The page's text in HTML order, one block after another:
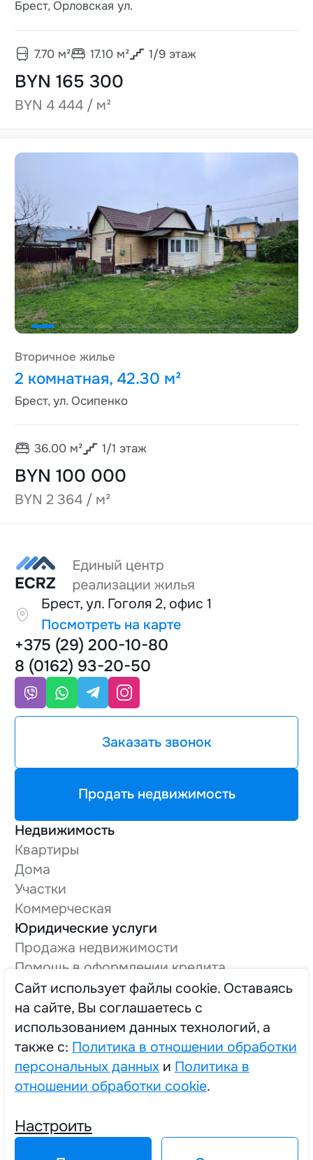
Брест, Орловская ул.
7.70м² 17.10м² 1/9этаж
BYN 165 300
BYN 4 444 / м²
Вторичное жилье
2 комнатная, 42.30 м²
Брест, ул. Осипенко
36.00м² 1/1 этаж
BYN 100 000
BYN 2 364 / м²
Брест, ул. Гоголя 2, офис 1
Посмотреть на карте
Недвижимость
Квартиры
Дома
Участки
Коммерческая
Юридические услуги
Продажа недвижимости
Помощь в оформлении кредита
Оформление технической документации
Вывод в нежилой фонд
О компании
Трудоустройство
+375 (29) 200-10-80
8 (0162) 93-20-50
Заказать звонок
Продать недвижимость
Политика в отношении обработки персональных данных
Cайт использует файлы cookie. Оставаясь
на сайте, Вы соглашаетесь с
использованием данных технологий, а
также с: Политика в отношении обработки
персональных данных и Политика в
отношении обработки cookie.
Настроить